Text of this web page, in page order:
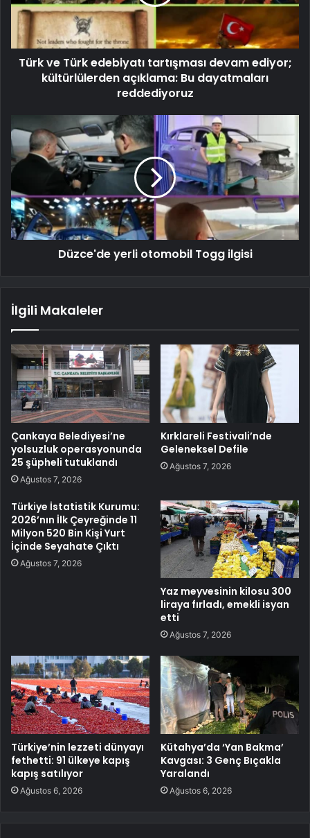
Türk ve Türk edebiyatı tartışması devam ediyor;
kültürlülerden açıklama: Bu dayatmaları
reddediyoruz
Düzce'de yerli otomobil Togg ilgisi
İlgili Makaleler
Çankaya Belediyesi’ne
yolsuzluk operasyonunda
25 şüpheli tutuklandı
Ağustos 7, 2026
Kırklareli Festivali’nde
Geleneksel Defile
Ağustos 7, 2026
Türkiye İstatistik Kurumu:
2026’nın İlk Çeyreğinde 11
Milyon 520 Bin Kişi Yurt
İçinde Seyahate Çıktı
Ağustos 7, 2026
Yaz meyvesinin kilosu 300
liraya fırladı, emekli isyan
etti
Ağustos 7, 2026
Türkiye’nin lezzeti dünyayı
fethetti: 91 ülkeye kapış
kapış satılıyor
Ağustos 6, 2026
Kütahya’da ‘Yan Bakma’
Kavgası: 3 Genç Bıçakla
Yaralandı
Ağustos 6, 2026